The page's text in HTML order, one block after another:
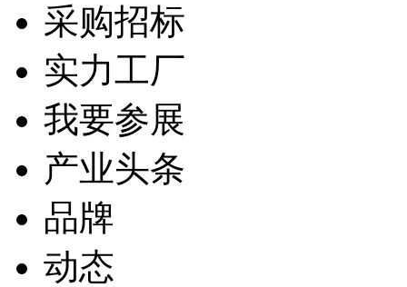
采购招标
实力工厂
我要参展
产业头条
品牌
动态